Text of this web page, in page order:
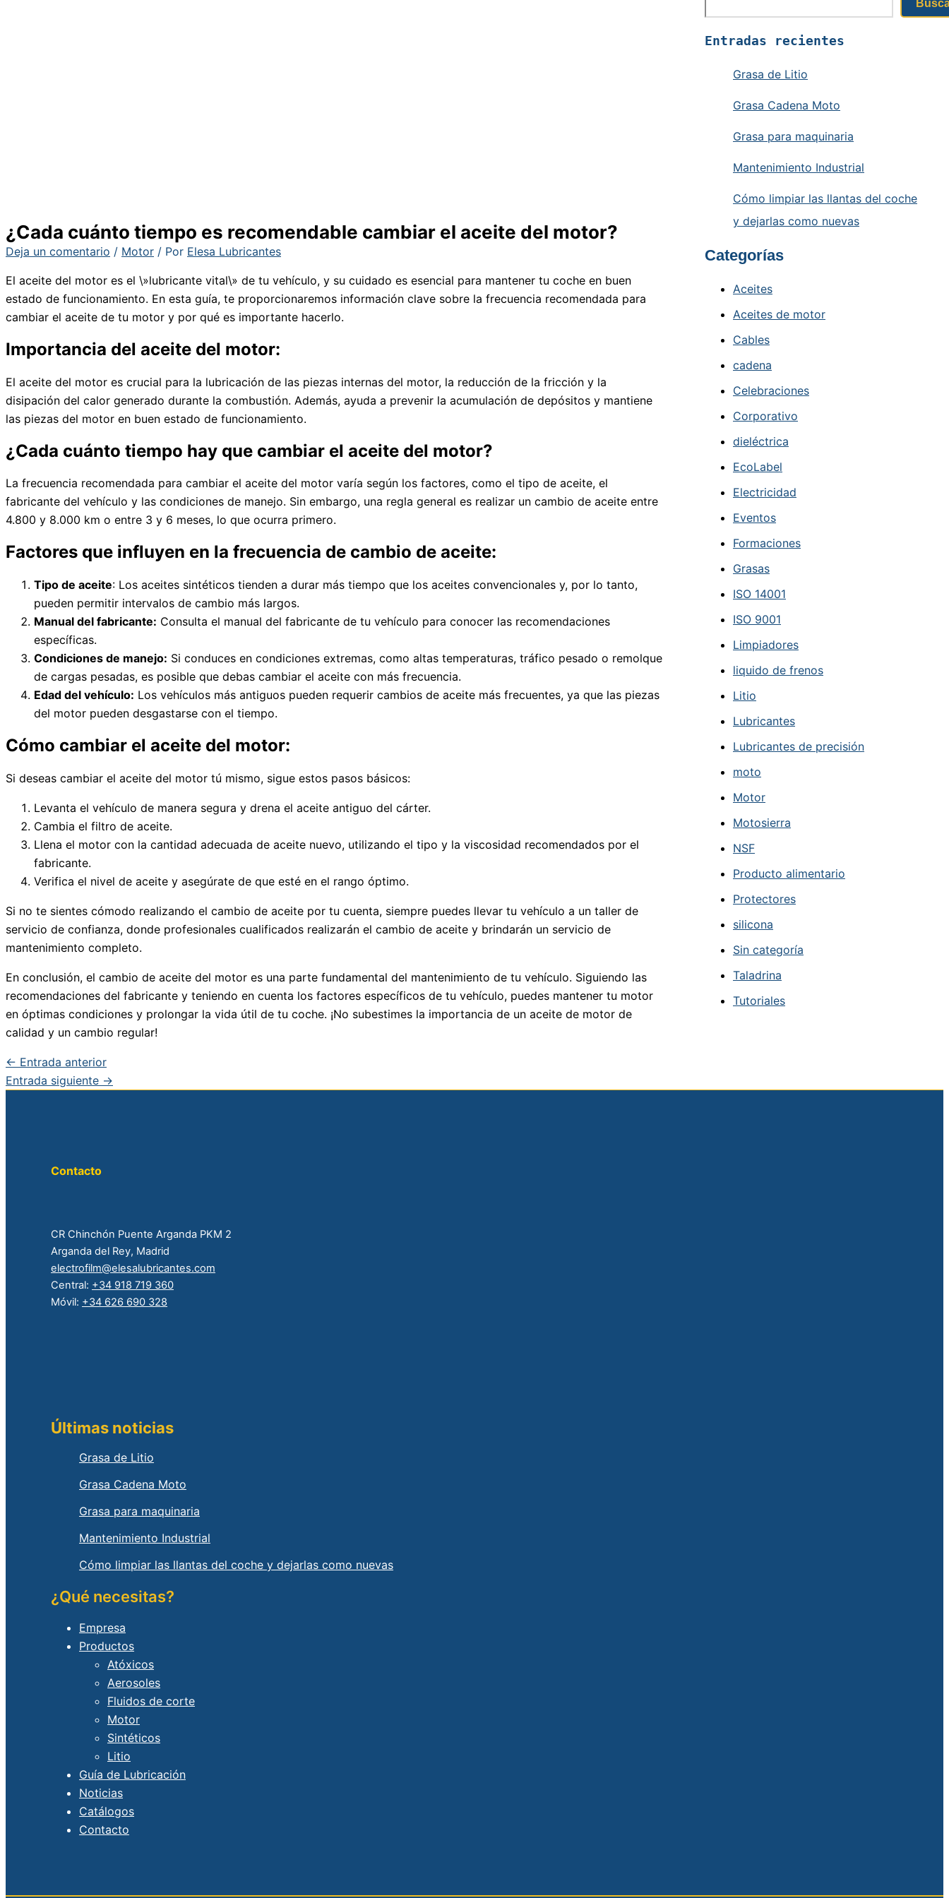
¿Cada cuánto tiempo es recomendable cambiar el aceite del motor?
Deja un comentario / Motor / Por Elesa Lubricantes
El aceite del motor es el \»lubricante vital\» de tu vehículo, y su cuidado es esencial para mantener tu coche en buen
estado de funcionamiento. En esta guía, te proporcionaremos información clave sobre la frecuencia recomendada para
cambiar el aceite de tu motor y por qué es importante hacerlo.
Importancia del aceite del motor:
El aceite del motor es crucial para la lubricación de las piezas internas del motor, la reducción de la fricción y la
disipación del calor generado durante la combustión. Además, ayuda a prevenir la acumulación de depósitos y mantiene
las piezas del motor en buen estado de funcionamiento.
¿Cada cuánto tiempo hay que cambiar el aceite del motor?
La frecuencia recomendada para cambiar el aceite del motor varía según los factores, como el tipo de aceite, el
fabricante del vehículo y las condiciones de manejo. Sin embargo, una regla general es realizar un cambio de aceite entre
4.800 y 8.000 km o entre 3 y 6 meses, lo que ocurra primero.
Factores que influyen en la frecuencia de cambio de aceite:
Tipo de aceite: Los aceites sintéticos tienden a durar más tiempo que los aceites convencionales y, por lo tanto,
pueden permitir intervalos de cambio más largos.
Manual del fabricante: Consulta el manual del fabricante de tu vehículo para conocer las recomendaciones
específicas.
Condiciones de manejo: Si conduces en condiciones extremas, como altas temperaturas, tráfico pesado o remolque
de cargas pesadas, es posible que debas cambiar el aceite con más frecuencia.
Edad del vehículo: Los vehículos más antiguos pueden requerir cambios de aceite más frecuentes, ya que las piezas
del motor pueden desgastarse con el tiempo.
Cómo cambiar el aceite del motor:
Si deseas cambiar el aceite del motor tú mismo, sigue estos pasos básicos:
Levanta el vehículo de manera segura y drena el aceite antiguo del cárter.
Cambia el filtro de aceite.
Llena el motor con la cantidad adecuada de aceite nuevo, utilizando el tipo y la viscosidad recomendados por el
fabricante.
Verifica el nivel de aceite y asegúrate de que esté en el rango óptimo.
Si no te sientes cómodo realizando el cambio de aceite por tu cuenta, siempre puedes llevar tu vehículo a un taller de
servicio de confianza, donde profesionales cualificados realizarán el cambio de aceite y brindarán un servicio de
mantenimiento completo.
En conclusión, el cambio de aceite del motor es una parte fundamental del mantenimiento de tu vehículo. Siguiendo las
recomendaciones del fabricante y teniendo en cuenta los factores específicos de tu vehículo, puedes mantener tu motor
en óptimas condiciones y prolongar la vida útil de tu coche. ¡No subestimes la importancia de un aceite de motor de
calidad y un cambio regular!
← Entrada anterior
Entrada siguiente →
Entradas recientes
Grasa de Litio
Grasa Cadena Moto
Grasa para maquinaria
Mantenimiento Industrial
Cómo limpiar las llantas del coche
y dejarlas como nuevas
Categorías
Aceites
Aceites de motor
Cables
cadena
Celebraciones
Corporativo
dieléctrica
EcoLabel
Electricidad
Eventos
Formaciones
Grasas
ISO 14001
ISO 9001
Limpiadores
liquido de frenos
Litio
Lubricantes
Lubricantes de precisión
moto
Motor
Motosierra
NSF
Producto alimentario
Protectores
silicona
Sin categoría
Taladrina
Tutoriales
Contacto
CR Chinchón Puente Arganda PKM 2
Arganda del Rey, Madrid
electrofilm@elesalubricantes.com
Central: +34 918 719 360
Móvil: +34 626 690 328
Últimas noticias
Grasa de Litio
Grasa Cadena Moto
Grasa para maquinaria
Mantenimiento Industrial
Cómo limpiar las llantas del coche y dejarlas como nuevas
¿Qué necesitas?
Empresa
Productos
Atóxicos
Aerosoles
Fluidos de corte
Motor
Sintéticos
Litio
Guía de Lubricación
Noticias
Catálogos
Contacto